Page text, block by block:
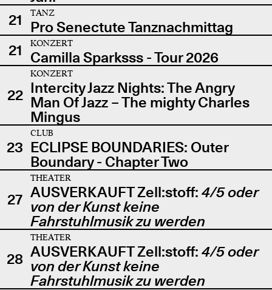
21
TANZ
Pro Senectute Tanznachmittag
21
KONZERT
Camilla Sparksss - Tour 2026
22
KONZERT
Intercity Jazz Nights: The Angry
Man Of Jazz – The mighty Charles
Mingus
23
CLUB
ECLIPSE BOUNDARIES: Outer
Boundary - Chapter Two
27
THEATER
AUSVERKAUFT Zell:stoff: 4/5 oder
von der Kunst keine
Fahrstuhlmusik zu werden
28
THEATER
AUSVERKAUFT Zell:stoff: 4/5 oder
von der Kunst keine
Fahrstuhlmusik zu werden